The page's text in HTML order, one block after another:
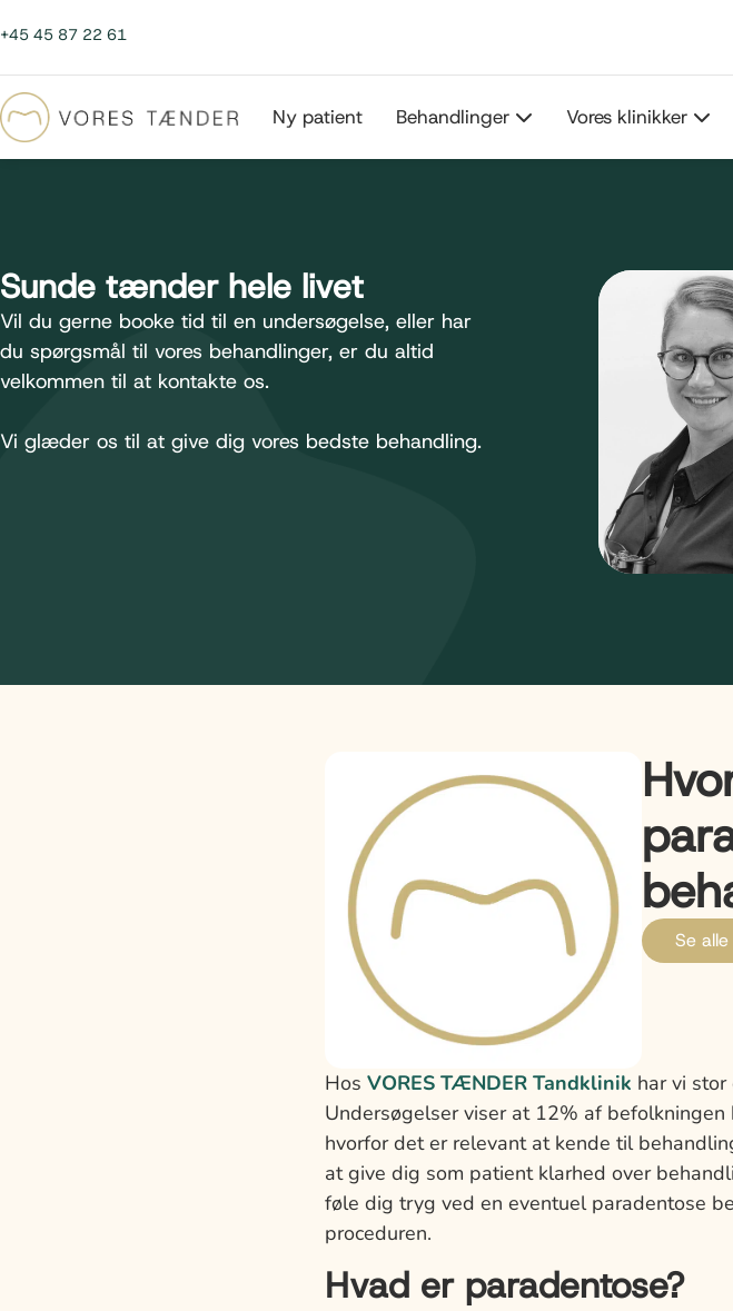
+45 45 87 22 61
Ny patient Behandlinger Vores klinikker
Sunde tænder hele livet
Vil du gerne booke tid til en undersøgelse, eller har
du spørgsmål til vores behandlinger, er du altid
velkommen til at kontakte os.
Vi glæder os til at give dig vores bedste behandling.
Se
Hos VORES TÆNDER Tandklinik har vi
Undersøgelser viser at 12% af
hvorfor det er relevant at kende til
at give dig som patient klarhed over
føle dig tryg ved en eventuel paradentose
proceduren.
Hvad er paradentose?